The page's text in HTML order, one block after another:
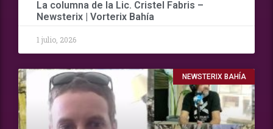
La columna de la Lic. Cristel Fabris –
Newsterix | Vorterix Bahía
1 julio, 2026
NEWSTERIX BAHÍA